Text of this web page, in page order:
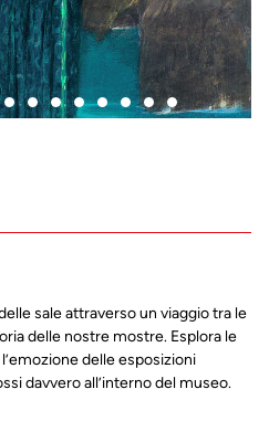
sale attraverso un viaggio tra le
delle nostre mostre. Esplora le
delle esposizioni
davvero all’interno del museo.